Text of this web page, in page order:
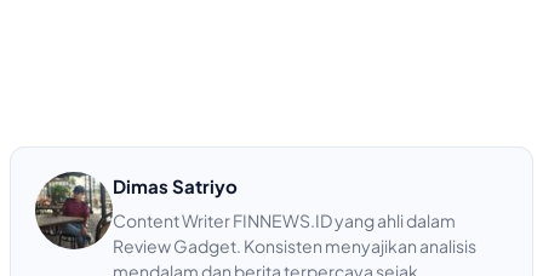
Dimas Satriyo
Content Writer FINNEWS.ID yang ahli dalam
Review Gadget. Konsisten menyajikan analisis
mendalam dan berita terpercaya sejak